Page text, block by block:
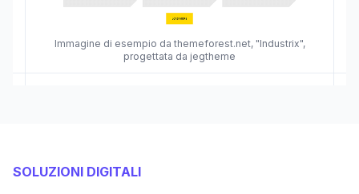
Immagine di esempio da themeforest.net, "Industrix",
progettata da jegtheme
SOLUZIONI DIGITALI